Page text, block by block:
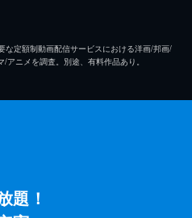
定額制動画配信サービスにおける洋画/邦画/
ニメを調査。別途、有料作品あり。
題！